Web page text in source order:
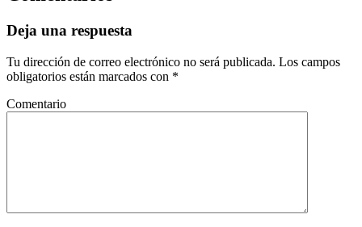
Deja una respuesta
Tu dirección de correo electrónico no será publicada. Los campos
obligatorios están marcados con *
Comentario